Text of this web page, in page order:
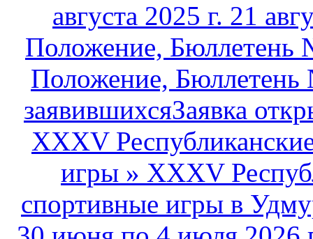
августа 2025 г. 21
Положение, Бюллетень
Положение, Бюллетень
заявившихсяЗаявка
XXXV
игры » XXXV
спортивные игры в